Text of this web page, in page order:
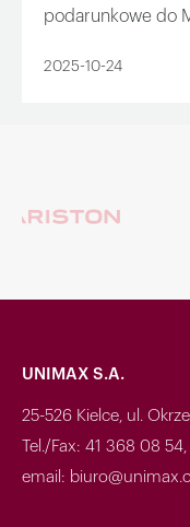
podarunkowe do
2025-10-24
UNIMAX S.A.
25-526 Kielce, ul.
Tel./Fax: 41 368 08
email: